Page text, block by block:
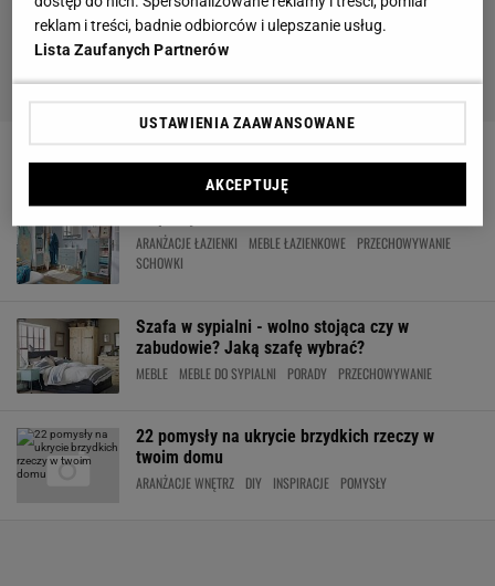
Zobacz także:
Meble pokojowe Szafki nocne
Meble dla dzieci Meble kuchenne
SCHOWKI
ARANŻACJE ŁAZIENKI MEBLE ŁAZIENKOWE
PRZECHOWYWANIE
SCHOWKI
Szafa w sypialni - wolno stojąca czy w
zabudowie? Jaką szafę wybrać?
MEBLE MEBLE DO SYPIALNI PORADY PRZECHOWYWANIE
22 pomysły na ukrycie brzydkich rzeczy w
twoim domu
ARANŻACJE WNĘTRZ DIY INSPIRACJE POMYSŁY
reklam i treści, badnie odbiorców i ulepszanie usług.
Lista Zaufanych Partnerów
USTAWIENIA ZAAWANSOWANE
AKCEPTUJĘ